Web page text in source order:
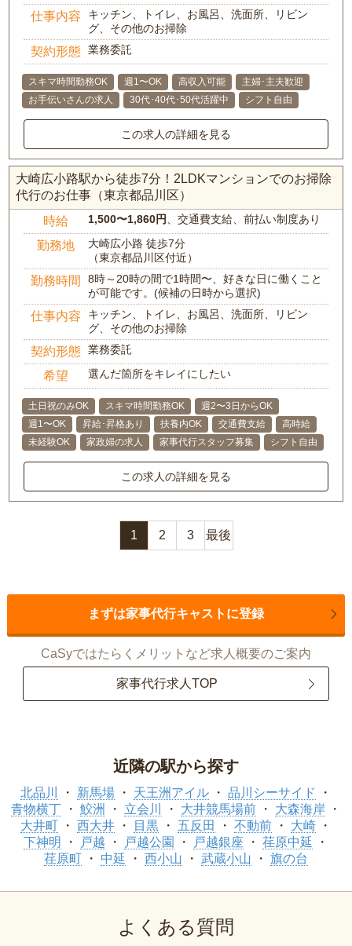
仕事内容
キッチン、トイレ、お風呂、洗面所、リビン
グ、その他のお掃除
契約形態 業務委託
スキマ時間勤務OK 週1〜OK 高収入可能
主婦･主夫歓迎
お手伝いさんの求人
30代･40代･50代活躍中 シフト自由
この求人の詳細を見る
大崎広小路駅から徒歩7分！2LDKマンションでのお掃除
代行のお仕事（東京都品川区）
時給 1,500〜1,860円 、交通費支給、前払い制度あり
勤務地
大崎広小路 徒歩7分
（東京都品川区付近）
勤務時間
8時～20時の間で1時間〜、好きな日に働くこと
が可能です。(候補の日時から選択)
仕事内容
キッチン、トイレ、お風呂、洗面所、リビン
グ、その他のお掃除
契約形態 業務委託
希望 選んだ箇所をキレイにしたい
土日祝のみOK スキマ時間勤務OK
週2〜3日からOK
週1〜OK
昇給･昇格あり 扶養内OK 交通費支給
高時給
未経験OK
家政婦の求人 家事代行スタッフ募集 シフト自由
この求人の詳細を見る
1 2 3 最後
まずは家事代行キャストに登録
CaSyではたらくメリットなど求人概要のご案内
家事代行求人TOP
近隣の駅から探す
北品川 新馬場 天王洲アイル
品川シーサイド
青物横丁
鮫洲 立会川 大井競馬場前
大森海岸
大井町
西大井 目黒 五反田 不動前
大崎
下神明
戸越 戸越公園 戸越銀座
荏原中延
荏原町
中延 西小山 武蔵小山 旗の台
よくある質問